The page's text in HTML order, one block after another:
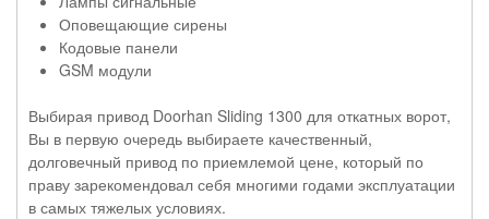
Оповещающие сирены
Кодовые панели
GSM модули
Выбирая привод Doorhan Sliding 1300 для откатных ворот,
Вы в первую очередь выбираете качественный,
долговечный привод по приемлемой цене, который по
праву зарекомендовал себя многими годами эксплуатации
в самых тяжелых условиях.